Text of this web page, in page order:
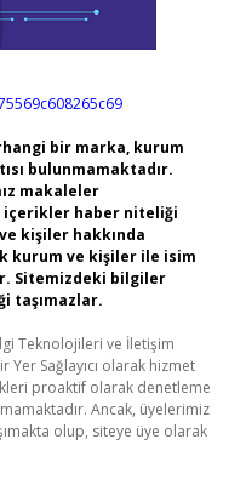
bir marka, kurum
bulunmamaktadır.
makaleler
içerikler haber niteliği
kişiler hakkında
kurum ve kişiler ile isim
Sitemizdeki bilgiler
taşımazlar.
Teknolojileri ve İletişim
Yer Sağlayıcı olarak hizmet
proaktif olarak denetleme
Ancak, üyelerimiz
olup, siteye üye olarak